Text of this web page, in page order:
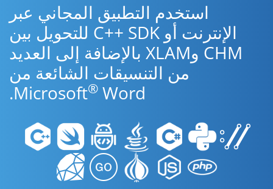
استخدم التطبيق المجاني عبر
الإنترنت أو C++ SDK للتحويل بين
CHM وXLAM بالإضافة إلى العديد
من التنسيقات الشائعة من
Microsoft® Word.